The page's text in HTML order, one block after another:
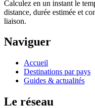
Calculez en un instant le
distance, durée estimée et
liaison.
Naviguer
Accueil
Destinations par pays
Guides & actualités
Le réseau